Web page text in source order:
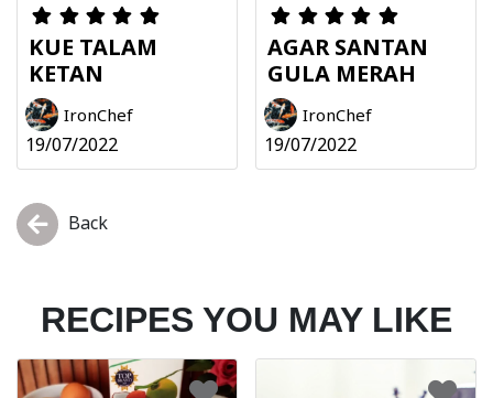
KUE TALAM
KETAN
IronChef
19/07/2022
AGAR SANTAN
GULA MERAH
IronChef
19/07/2022
Back
RECIPES YOU MAY LIKE